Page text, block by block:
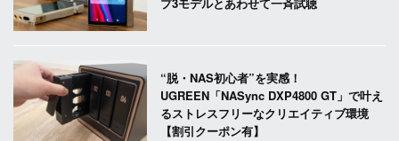
プ3モデルとあわせて一斉試聴
“脱・NAS初心者”を実感！
UGREEN「NASync DXP4800 GT」で叶え
るストレスフリーなクリエイティブ環境
【割引クーポン有】